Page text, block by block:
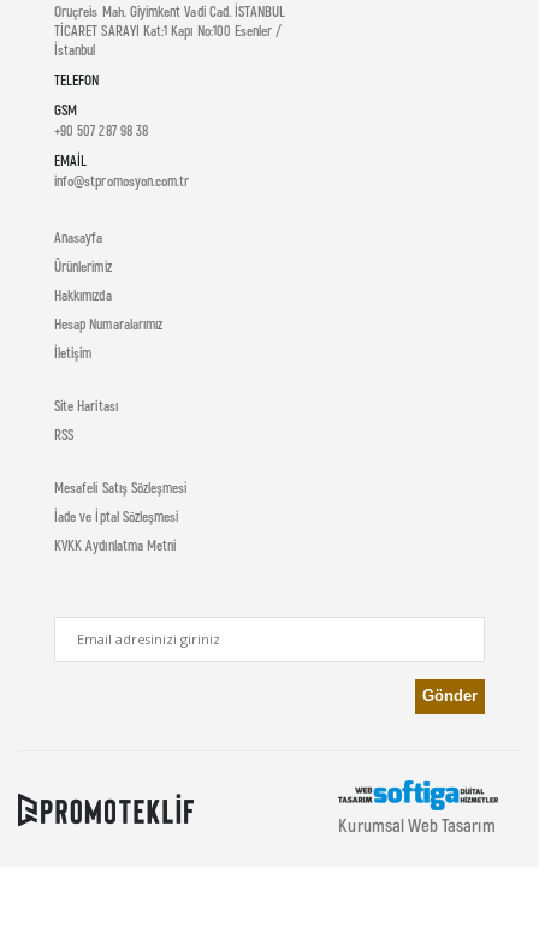
Oruçreis Mah. Giyimkent Vadi Cad. İSTANBUL
TİCARET SARAYI Kat:1 Kapı No:100 Esenler /
İstanbul
TELEFON
GSM
+90 507 287 98 38
EMAIL
info@stpromosyon.com.tr
Anasayfa
Ürünlerimiz
Hakkımızda
Hesap Numaralarımız
İletişim
Site Haritası
RSS
Mesafeli Satış Sözleşmesi
İade ve İptal Sözleşmesi
KVKK Aydınlatma Metni
Kurumsal Web Tasarım